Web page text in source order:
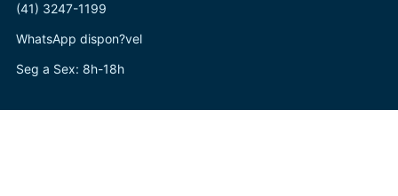
(41) 3247-1199
WhatsApp dispon?vel
Seg a Sex: 8h-18h